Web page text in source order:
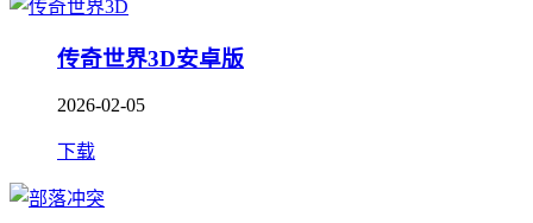
传奇世界3D安卓版
2026-02-05
下载